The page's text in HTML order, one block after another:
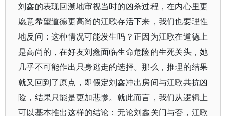
刘鑫的表现回溯地审视当时的凶杀过程，在内心里更
愿意希望道德更高尚的江歌存活下来，我们也要理性
地反问：这种情况可能发生吗？正因为江歌在道德上
是高尚的，在好友刘鑫面临生命危险的生死关头，她
几乎不可能作出只身逃走的选择。那么，推理的结果
就又回到了原点，即假定刘鑫冲出房间与江歌共抗凶
险，结果只能是更加悲惨。就此而言，我们从逻辑上
可以基本推出这样的结论：无论刘鑫关门与否，江歌